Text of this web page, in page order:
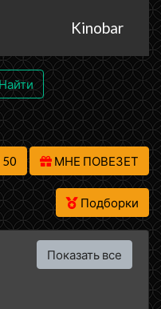
Kinobar
МНЕ ПОВЕЗЕТ
Подборки
Показать все